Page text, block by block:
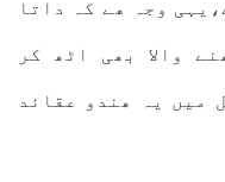
وجہ ھے کہ داتا
والا بھی اٹھ کر
میں یہ ھندو عقائد